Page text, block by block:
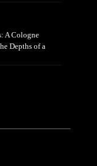
A Cologne
Depths of a